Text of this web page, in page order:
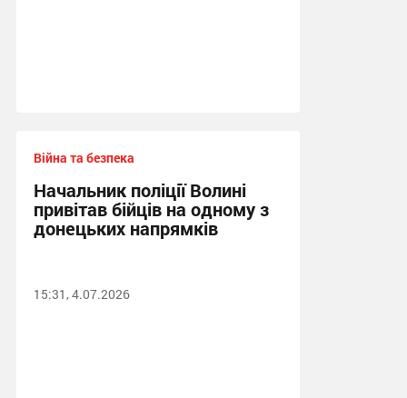
Війна та безпека
Начальник поліції Волині
привітав бійців на одному з
донецьких напрямків
15:31, 4.07.2026